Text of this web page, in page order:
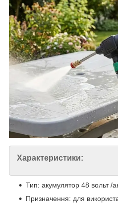
Характеристики:
Тип: акумулятор 48 вольт /
Призначення: для